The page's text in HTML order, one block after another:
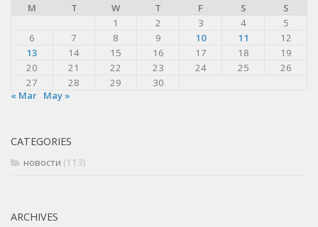
M
T W T F S
S
1
2 3 4
5
6
7 8 9 10 11
12
13
14 15 16 17 18
19
20
21 22 23 24 25
26
27
28 29
30
« Mar May »
CATEGORIES
новости (113)
ARCHIVES